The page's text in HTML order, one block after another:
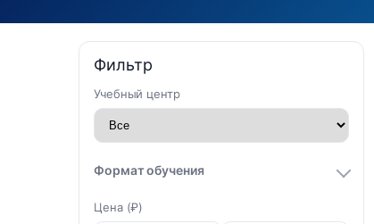
Фильтр
Учебный центр
Формат обучения
Цена (₽)